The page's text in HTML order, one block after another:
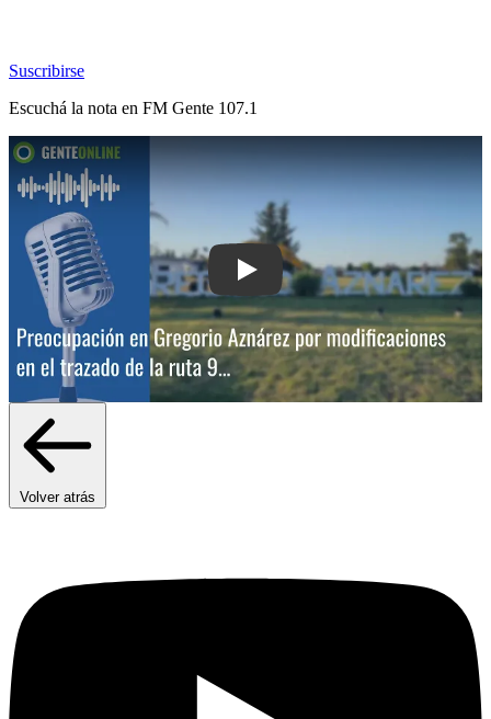
Suscribirse
Escuchá la nota en FM Gente 107.1
Play: Preocupación en Gregorio
Volver atrás